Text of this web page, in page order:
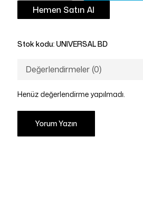
Hemen Satın Al
Stok kodu: UNIVERSAL BD
Değerlendirmeler (0)
Henüz değerlendirme yapılmadı.
Yorum Yazın